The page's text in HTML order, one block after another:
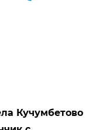
Кучумбетово